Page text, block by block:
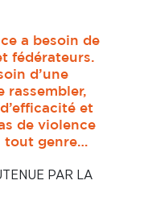
a besoin de
fédérateurs.
d’une
rassembler,
et
de violence
tout genre…
PAR LA